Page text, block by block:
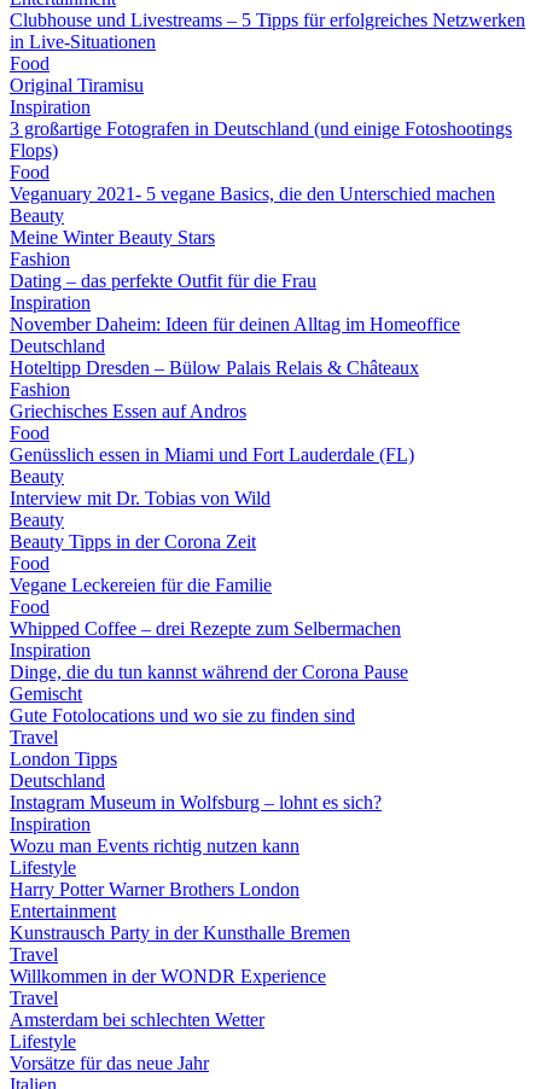
Clubhouse und Livestreams – 5 Tipps für erfolgreiches Netzwerken
in Live-Situationen
Food
Original Tiramisu
Inspiration
3 großartige Fotografen in Deutschland (und einige Fotoshootings
Flops)
Food
Veganuary 2021- 5 vegane Basics, die den Unterschied machen
Beauty
Meine Winter Beauty Stars
Fashion
Dating – das perfekte Outfit für die Frau
Inspiration
November Daheim: Ideen für deinen Alltag im Homeoffice
Deutschland
Hoteltipp Dresden – Bülow Palais Relais & Châteaux
Fashion
Griechisches Essen auf Andros
Food
Genüsslich essen in Miami und Fort Lauderdale (FL)
Beauty
Interview mit Dr. Tobias von Wild
Beauty
Beauty Tipps in der Corona Zeit
Food
Vegane Leckereien für die Familie
Food
Whipped Coffee – drei Rezepte zum Selbermachen
Inspiration
Dinge, die du tun kannst während der Corona Pause
Gemischt
Gute Fotolocations und wo sie zu finden sind
Travel
London Tipps
Deutschland
Instagram Museum in Wolfsburg – lohnt es sich?
Inspiration
Wozu man Events richtig nutzen kann
Lifestyle
Harry Potter Warner Brothers London
Entertainment
Kunstrausch Party in der Kunsthalle Bremen
Travel
Willkommen in der WONDR Experience
Travel
Amsterdam bei schlechten Wetter
Lifestyle
Vorsätze für das neue Jahr
Italien